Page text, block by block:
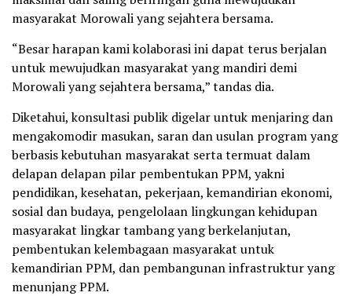
masyarakat Morowali yang sejahtera bersama.
“Besar harapan kami kolaborasi ini dapat terus berjalan
untuk mewujudkan masyarakat yang mandiri demi
Morowali yang sejahtera bersama,” tandas dia.
Diketahui, konsultasi publik digelar untuk menjaring dan
mengakomodir masukan, saran dan usulan program yang
berbasis kebutuhan masyarakat serta termuat dalam
delapan delapan pilar pembentukan PPM, yakni
pendidikan, kesehatan, pekerjaan, kemandirian ekonomi,
sosial dan budaya, pengelolaan lingkungan kehidupan
masyarakat lingkar tambang yang berkelanjutan,
pembentukan kelembagaan masyarakat untuk
kemandirian PPM, dan pembangunan infrastruktur yang
menunjang PPM.